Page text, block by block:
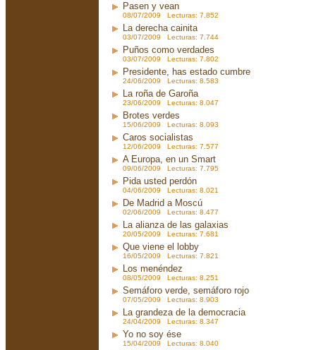
Pasen y vean
08/07/2009 Lecturas: 7.852
La derecha cainita
03/07/2009 Lecturas: 7.744
Puños como verdades
03/07/2009 Lecturas: 7.802
Presidente, has estado cumbre
24/06/2009 Lecturas: 8.583
La roña de Garoña
23/06/2009 Lecturas: 8.047
Brotes verdes
15/06/2009 Lecturas: 8.093
Caros socialistas
12/06/2009 Lecturas: 7.577
A Europa, en un Smart
09/06/2009 Lecturas: 7.795
Pida usted perdón
04/06/2009 Lecturas: 8.021
De Madrid a Moscú
02/06/2009 Lecturas: 8.477
La alianza de las galaxias
20/05/2009 Lecturas: 7.681
Que viene el lobby
16/05/2009 Lecturas: 7.821
Los menéndez
08/05/2009 Lecturas: 8.251
Semáforo verde, semáforo rojo
07/05/2009 Lecturas: 8.903
La grandeza de la democracia
24/04/2009 Lecturas: 8.347
Yo no soy ése
15/04/2009 Lecturas: 8.040